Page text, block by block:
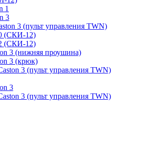
1
3
3 (пульт управления TWN)
(СКИ-12)
(СКИ-12)
3 (нижняя проушина)
3 (крюк)
3 (пульт управления TWN)
3
3 (пульт управления TWN)